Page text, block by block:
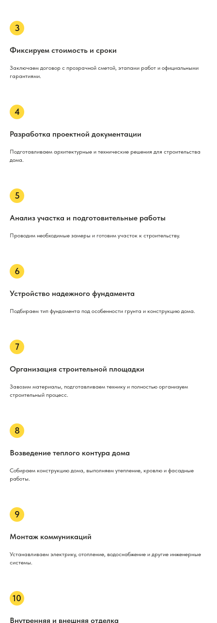
Фиксируем стоимость и сроки
Заключаем договор с прозрачной сметой, этапами работ и официальными
гарантиями.
Разработка проектной документации
Подготавливаем архитектурные и технические решения для строительства
дома.
Анализ участка и подготовительные работы
Проводим необходимые замеры и готовим участок к строительству.
Устройство надежного фундамента
Подбираем тип фундамента под особенности грунта и конструкцию дома.
Организация строительной площадки
Завозим материалы, подготавливаем технику и полностью организуем
строительный процесс.
Возведение теплого контура дома
Собираем конструкцию дома, выполняем утепление, кровлю и фасадные
работы.
Монтаж коммуникаций
Устанавливаем электрику, отопление, водоснабжение и другие инженерные
системы.
Внутренняя и внешняя отделка